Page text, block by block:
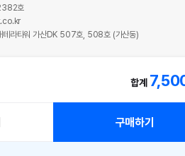
합계
구매하기
호
테라타워 가산DK 507호, 508호 (가산동)